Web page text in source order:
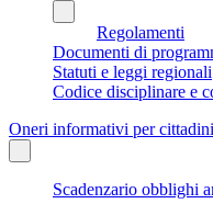
Regolamenti
Documenti di
Statuti e leggi regionali
Codice disciplinare e
Oneri informativi per
Scadenzario obblighi